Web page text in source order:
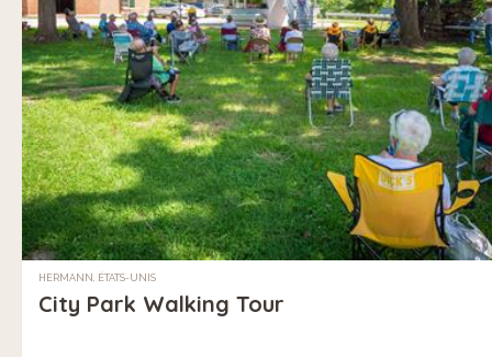
HERMANN, ÉTATS-UNIS
City Park Walking Tour